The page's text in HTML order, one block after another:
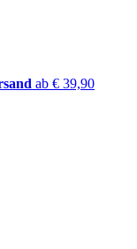
ab € 39,90